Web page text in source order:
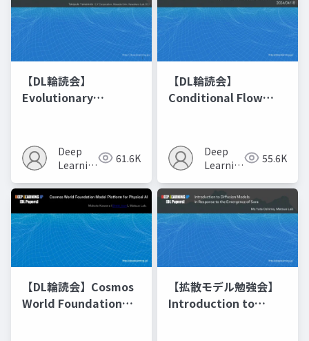
【DL輪読会】
Evolutionary
Recipes モデルマージ
の進化的最適化
Deep
Learning
61.6K
【DL輪読会】
Conditional Flow
Deep
Learning
55.6K
【DL輪読会】Cosmos
World Foundation
【拡散モデル勉強会】
Introduction to